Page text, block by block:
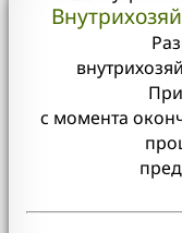
с момента